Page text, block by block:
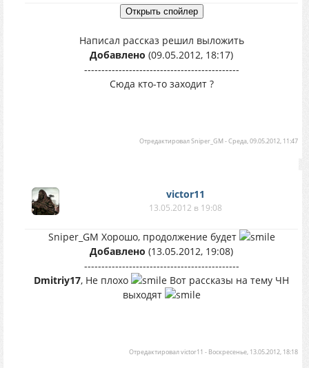
Написал рассказ решил выложить
Добавлено (09.05.2012, 18:17)
---------------------------------------------
Сюда кто-то заходит ?
ОтредактировалSniper_GM-Среда, 09.05.2012, 11:47
victor11
13.05.2012 в 19:08
Sniper_GM Хорошо, продолжение будет
Добавлено (13.05.2012, 19:08)
---------------------------------------------
Dmitriy17, Не плохо
Вот рассказы на тему ЧН
выходят
Отредактировалvictor11 - Воскресенье, 13.05.2012, 18:18